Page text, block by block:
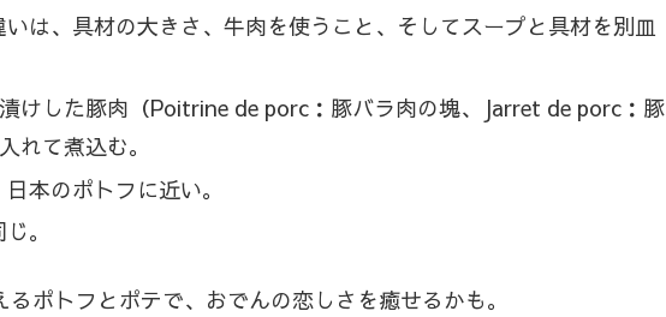
いは、具材の大きさ、牛肉を使うこと、そしてスープと具材を別皿
けした豚肉（Poitrine de porc：豚バラ肉の塊、Jarret de porc：豚
れて煮込む。
本のポトフに近い。
。
ポトフとポテで、おでんの恋しさを癒せるかも。